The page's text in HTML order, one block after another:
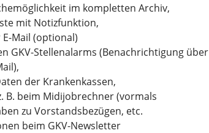
im kompletten Archiv,
mit Notizfunktion,
Mail (optional)
GKV-Stellenalarms (Benachrichtigung über
der Krankenkassen,
B. beim Midijobrechner (vormals
zu Vorstandsbezügen, etc.
beim GKV-Newsletter